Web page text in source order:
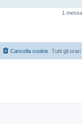
1
Tutti gli orari
Cancella cookie